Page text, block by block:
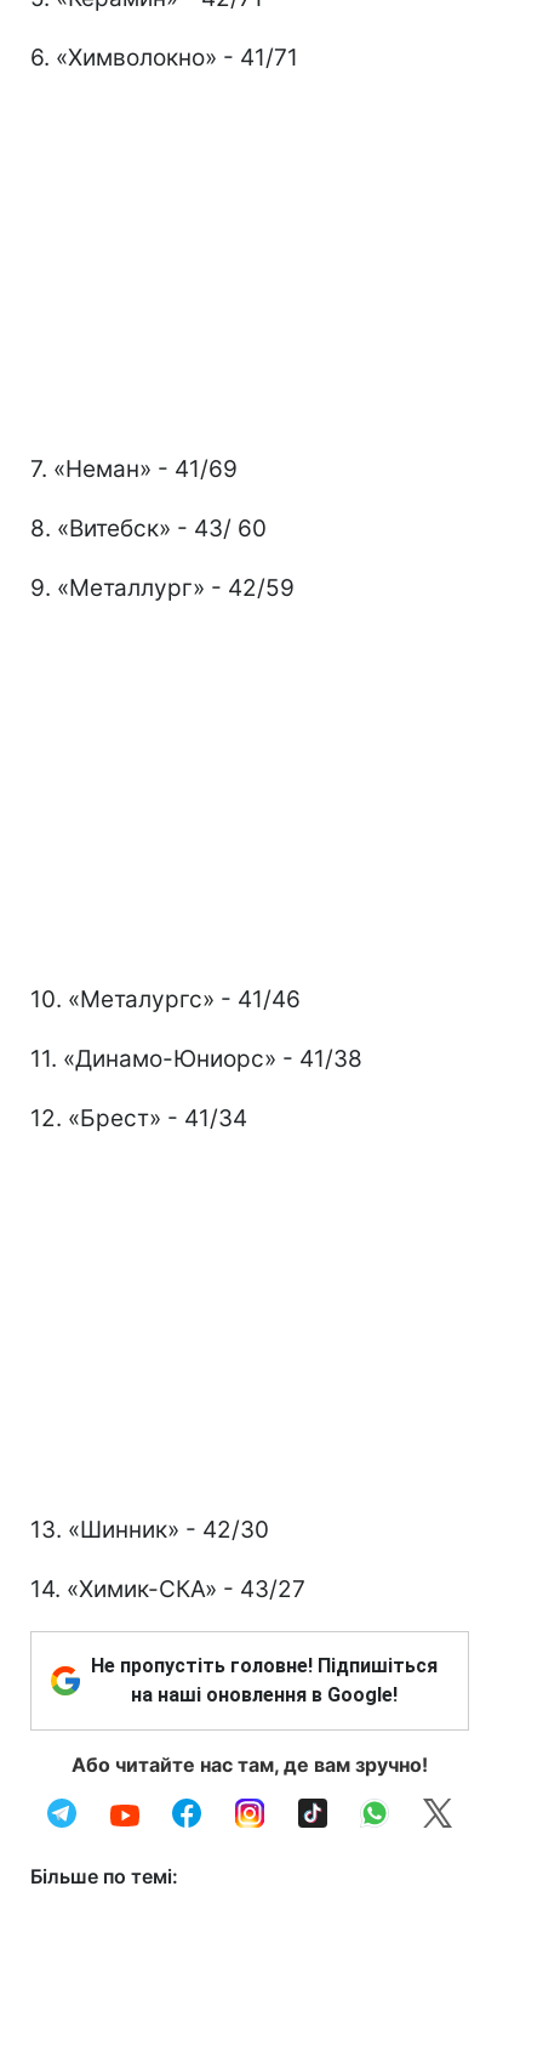
6. «Химволокно» - 41/71
7. «Неман» - 41/69
8. «Витебск» - 43/ 60
9. «Металлург» - 42/59
10. «Металургс» - 41/46
11. «Динамо-Юниорс» - 41/38
12. «Брест» - 41/34
13. «Шинник» - 42/30
14. «Химик-СКА» - 43/27
Не пропустіть головне! Підпишіться
на наші оновлення в Google!
Або читайте нас там, де вам зручно!
Більше по темі: